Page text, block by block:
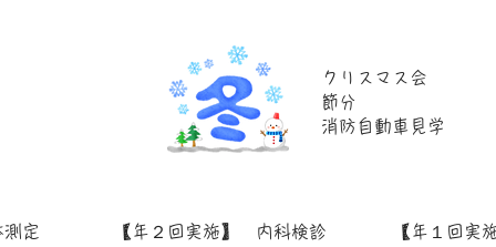
クリスマス会
節分
​消防自動車見学
定 【年２回実施】 内科検診 【年１回